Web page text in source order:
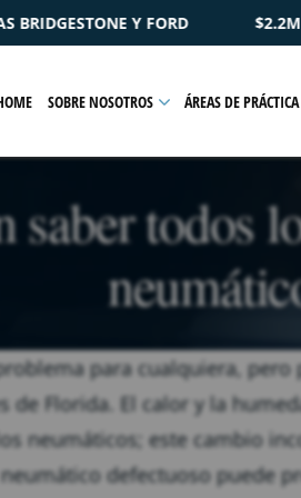
POR UN ACCIDENTE
SOBRE NOSOTROS ÁREAS DE PRÁCTICA
saber todos
para cualquiera, pero
Florida. El calor y la
neumáticos; este cambio
defectuoso puede